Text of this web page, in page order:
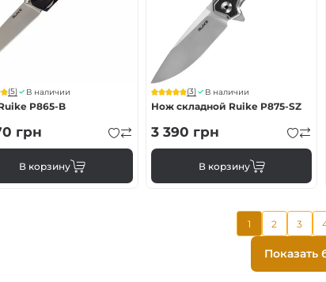
(5) В наличии
P865-B
грн
В корзину
(3) В наличии
Нож складной Ruike P875-SZ
3 390 грн
В корзину
Показать
Текущая
страница
1
Страница
2 3